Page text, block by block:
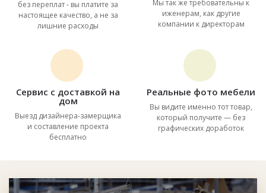
без переплат - вы платите за
настоящее качество, а не за
лишние расходы
Мы так же требовательны к
иженерам, как другие
компании к директорам
Сервис с доставкой на
дом
Выезд дизайнера-замерщика
и составление проекта
бесплатно
Реальные фото мебели
Вы видите именно тот товар,
который получите — без
графических доработок